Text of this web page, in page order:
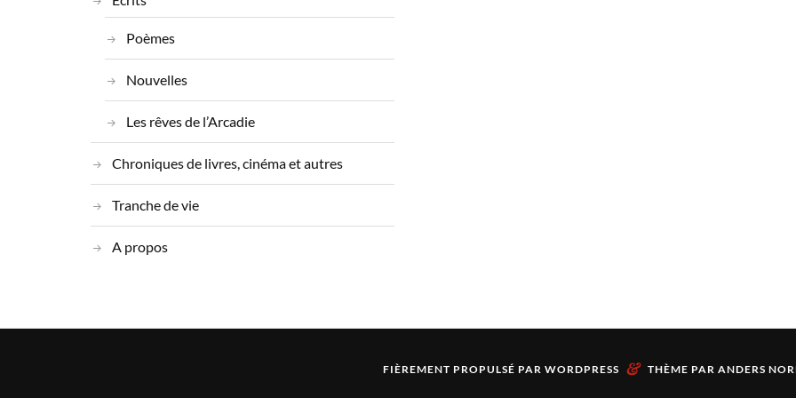
Poèmes
Nouvelles
Les rêves de l’Arcadie
Chroniques de livres, cinéma et autres
Tranche de vie
A propos
FIÈREMENT PROPULSÉ PAR WORDPRESS & THÈME PAR ANDERS